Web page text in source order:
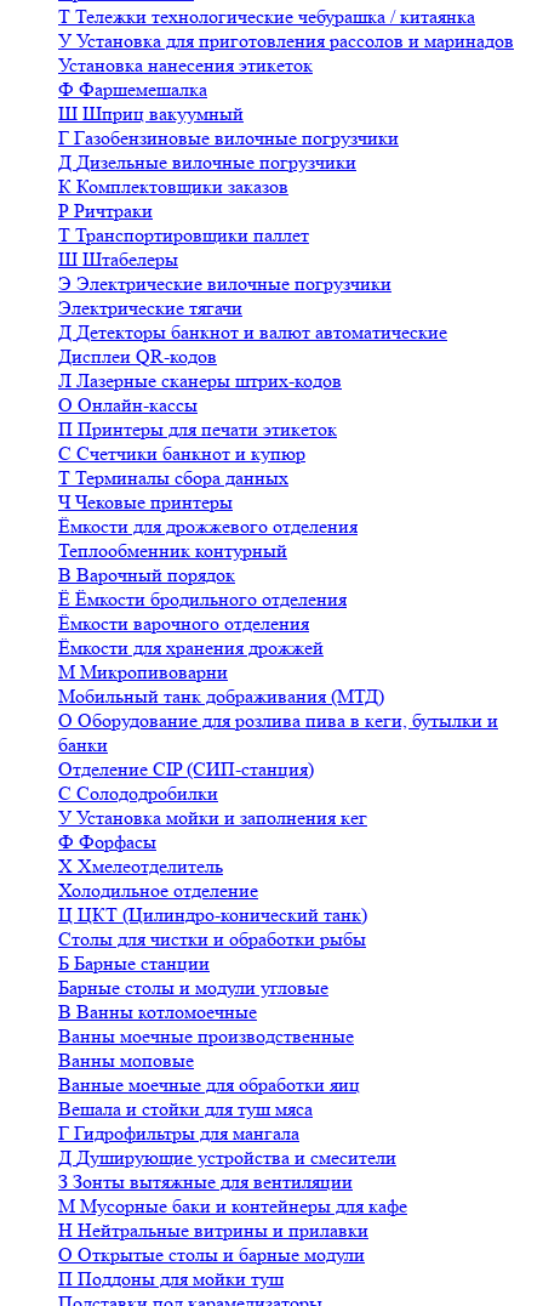
Т Тележки технологические чебурашка / китаянка
У Установка для приготовления рассолов и маринадов
Установка нанесения этикеток
Ф Фаршемешалка
Ш Шприц вакуумный
Г Газобензиновые вилочные погрузчики
Д Дизельные вилочные погрузчики
К Комплектовщики заказов
Р Ричтраки
Т Транспортировщики паллет
Ш Штабелеры
Э Электрические вилочные погрузчики
Электрические тягачи
Д Детекторы банкнот и валют автоматические
Дисплеи QR-кодов
Л Лазерные сканеры штрих-кодов
О Онлайн-кассы
П Принтеры для печати этикеток
С Счетчики банкнот и купюр
Т Терминалы сбора данных
ЧЧековые принтеры
Ёмкости для дрожжевого отделения
Теплообменник контурный
В Варочный порядок
Ё Ёмкости бродильного отделения
Ёмкости варочного отделения
Ёмкости для хранения дрожжей
М Микропивоварни
Мобильный танк дображивания (МТД)
О Оборудование для розлива пива в кеги, бутылки и
банки
Отделение CIP (СИП-станция)
С Солододробилки
У Установка мойки и заполнения кег
Ф Форфасы
Х Хмелеотделитель
Холодильное отделение
Ц ЦКТ (Цилиндро-конический танк)
Столы для чистки и обработки рыбы
Б Барные станции
Барные столы и модули угловые
В Ванны котломоечные
Ванны моечные производственные
Ванны моповые
Ванные моечные для обработки яиц
Вешала и стойки для туш мяса
Г Гидрофильтры для мангала
Д Душирующие устройства и смесители
З Зонты вытяжные для вентиляции
М Мусорные баки и контейнеры для кафе
Н Нейтральные витрины и прилавки
О Открытые столы и барные модули
П Поддоны для мойки туш